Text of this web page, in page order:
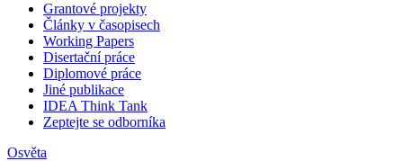
Grantové projekty
Články v časopisech
Working Papers
Disertační práce
Diplomové práce
Jiné publikace
IDEA Think Tank
Zeptejte se odborníka
Osvěta